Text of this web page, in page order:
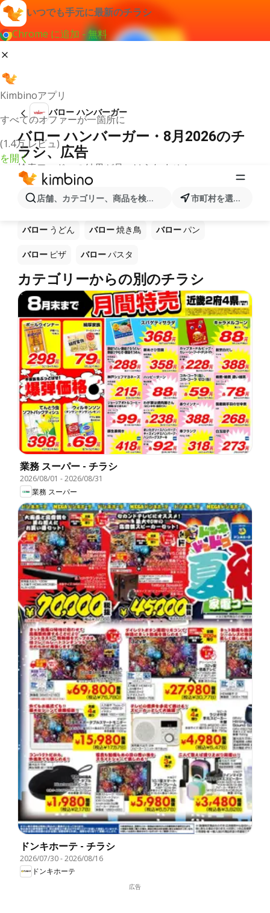
いつでも手元に最新のチラシ
Chrome に追加 - 無料
Kimbinoアプリ
すべてのオファーが一箇所に
(1.4万 レビュ)
を開く
店舗、カテゴリー、商品を検索... 市町村を選択します
バロー ハンバーガー
バロー ハンバーガー・8月2026のチ
ラシ、広告
検索ワードへの結果が見つけられません。
ショップ バロー で販売中の他製品
バローラーメン バローコーヒー バロー ご飯
バロー うどん バロー焼き鳥 バローパン
バロー ピザ バローパスタ
カテゴリーからの別のチラシ
業務 スーパー - チラシ
2026/08/01 -2026/08/31
業務 スーパー
ドンキホーテ - チラシ
2026/07/30-2026/08/16
ドンキホーテ
広告